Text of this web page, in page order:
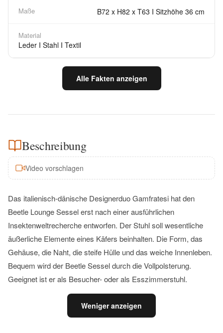
Maße B72 x H82 x T63 I Sitzhöhe 36 cm
Material
Leder I Stahl I Textil
Alle Fakten anzeigen
Beschreibung
Video vorschlagen
Das italienisch-dänische Designerduo Gamfratesi hat den
Beetle Lounge Sessel erst nach einer ausführlichen
Insektenweltrecherche entworfen. Der Stuhl soll wesentliche
äußerliche Elemente eines Käfers beinhalten. Die Form, das
Gehäuse, die Naht, die steife Hülle und das weiche Innenleben.
Bequem wird der Beetle Sessel durch die Vollpolsterung.
Geeignet ist er als Besucher- oder als Esszimmerstuhl.
Weniger anzeigen